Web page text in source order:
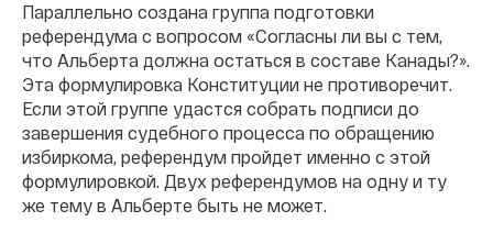
Параллельно создана группа подготовки
референдума с вопросом «Согласны ли вы с тем,
что Альберта должна остаться в составе Канады?».
Эта формулировка Конституции не противоречит.
Если этой группе удастся собрать подписи до
завершения судебного процесса по обращению
избиркома, референдум пройдет именно с этой
формулировкой. Двух референдумов на одну и ту
же тему в Альберте быть не может.